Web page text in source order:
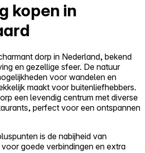
kopen in
dorp in Nederland, bekend
en gezellige sfeer. De natuur
voor wandelen en
maakt voor buitenliefhebbers.
een levendig centrum met diverse
perfect voor een ontspannen
is de nabijheid van
goede verbindingen en extra